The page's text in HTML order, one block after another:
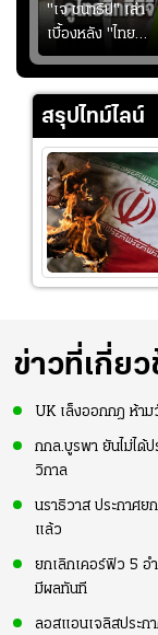
"เจ ชนาธิป" เล่า
เบื้องหลัง "ไทย
BUS" บังเอิญเจอ
ถ่ายรูปที่ฟู้ดแลนด์
สรุปไทม์ไลน์
ข่าวที่เกี่ยว
UK เล็งออกกฎ ห้า
กกล.บูรพา ยันไม่ได้
วิกาล
นราธิวาส ประกาศย
แล้ว
ยกเลิกเคอร์ฟิว 5 อ
มีผลทันที
ลอสแอนเจลิสประก